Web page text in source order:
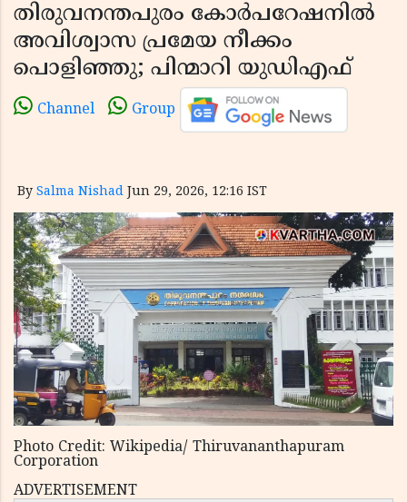
തിരുവനന്തപുരം കോർപറേഷനിൽ
അവിശ്വാസ പ്രമേയ നീക്കം
പൊളിഞ്ഞു; പിന്മാറി യുഡിഎഫ്
Channel Group
By Salma Nishad Jun 29, 2026, 12:16 IST
Photo Credit: Wikipedia/ Thiruvananthapuram
Corporation
ADVERTISEMENT